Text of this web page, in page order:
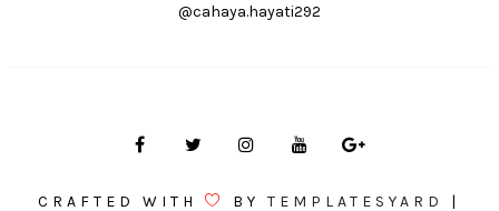
PRODUCT REVIEW PUDING QOUTE
@cahaya.hayati292
CRAFTED WITH BYTEMPLATESYARD |